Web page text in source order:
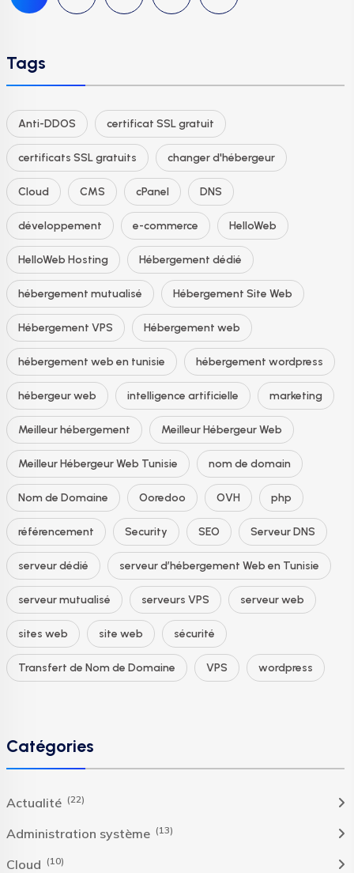
Tags
Anti-DDOS certificat SSL gratuit
certificats SSL gratuits changer d'hébergeur
Cloud CMS cPanel DNS
développement e-commerce HelloWeb
HelloWeb Hosting Hébergement dédié
hébergement mutualisé Hébergement Site Web
Hébergement VPS Hébergement web
hébergement web en tunisie hébergement wordpress
hébergeur web intelligence artificielle marketing
Meilleur hébergement Meilleur Hébergeur Web
Meilleur Hébergeur Web Tunisie nom de domain
Nom de Domaine Ooredoo OVH php
référencement Security SEO Serveur DNS
serveur dédié serveur d’hébergement Web en Tunisie
serveur mutualisé serveurs VPS serveur web
sites web site web sécurité
Transfert de Nom de Domaine VPS wordpress
Catégories
Actualité (22)
Administration système (13)
Cloud (10)